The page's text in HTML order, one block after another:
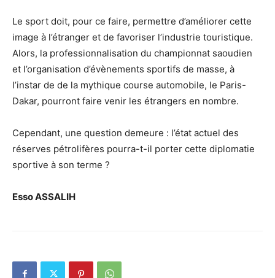
Le sport doit, pour ce faire, permettre d’améliorer cette
image à l’étranger et de favoriser l’industrie touristique.
Alors, la professionnalisation du championnat saoudien
et l’organisation d’évènements sportifs de masse, à
l’instar de de la mythique course automobile, le Paris-
Dakar, pourront faire venir les étrangers en nombre.
Cependant, une question demeure : l’état actuel des
réserves pétrolifères pourra-t-il porter cette diplomatie
sportive à son terme ?
Esso ASSALIH